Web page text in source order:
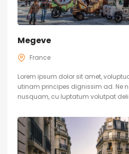
Megeve
France
Lorem ipsum dolor sit amet,
utinam principes dignissim ad. Ne
nusquam, cu luptatum volutpat